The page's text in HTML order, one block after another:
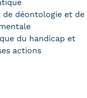
de déontologie et de
du handicap et
actions